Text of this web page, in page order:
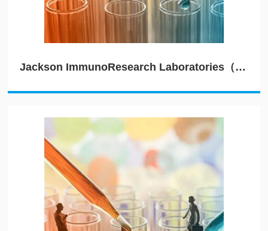
Jackson ImmunoResearch Laboratories（JIRL）